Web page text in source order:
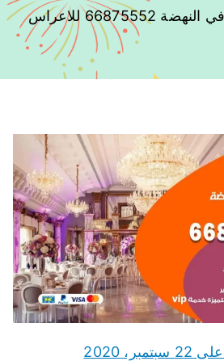
حجز صالات وقاعات في النهضة 66875552 للاعراس
22 سبتمبر، 2020